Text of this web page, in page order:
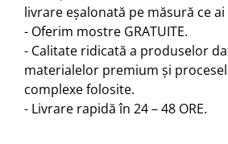
livrare eșalonată pe măsură ce
- Oferim mostre GRATUITE.
- Calitate ridicată a produselor
materialelor premium și
complexe folosite.
- Livrare rapidă în 24 – 48 ORE.